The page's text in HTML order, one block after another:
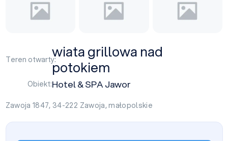
Teren otwarty:wiata grillowa nad
potokiem
Obiekt:Hotel & SPA Jawor
Zawoja 1847, 34-222 Zawoja,małopolskie